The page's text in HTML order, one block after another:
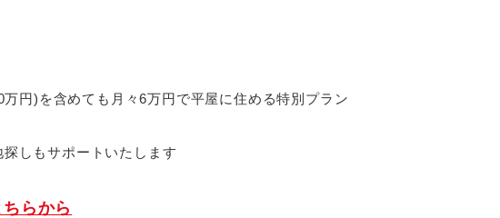
万円)を含めても月々6万円で平屋に住める特別プラン
探しもサポートいたします
らから